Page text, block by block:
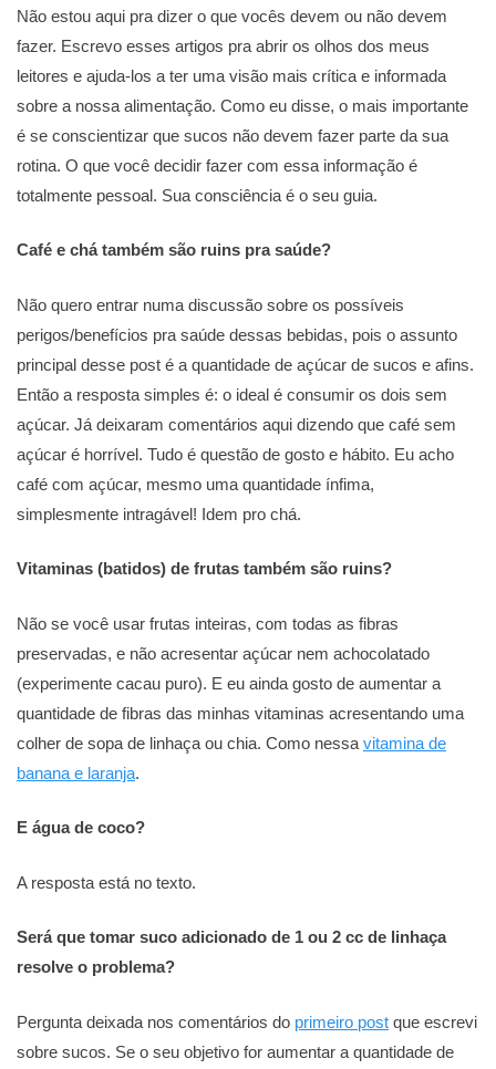
Não estou aqui pra dizer o que vocês devem ou não devem
fazer. Escrevo esses artigos pra abrir os olhos dos meus
leitores e ajuda-los a ter uma visão mais crítica e informada
sobre a nossa alimentação. Como eu disse, o mais importante
é se conscientizar que sucos não devem fazer parte da sua
rotina. O que você decidir fazer com essa informação é
totalmente pessoal. Sua consciência é o seu guia.
Café e chá também são ruins pra saúde?
Não quero entrar numa discussão sobre os possíveis
perigos/benefícios pra saúde dessas bebidas, pois o assunto
principal desse post é a quantidade de açúcar de sucos e afins.
Então a resposta simples é: o ideal é consumir os dois sem
açúcar. Já deixaram comentários aqui dizendo que café sem
açúcar é horrível. Tudo é questão de gosto e hábito. Eu acho
café com açúcar, mesmo uma quantidade ínfima,
simplesmente intragável! Idem pro chá.
Vitaminas (batidos) de frutas também são ruins?
Não se você usar frutas inteiras, com todas as fibras
preservadas, e não acresentar açúcar nem achocolatado
(experimente cacau puro). E eu ainda gosto de aumentar a
quantidade de fibras das minhas vitaminas acresentando uma
colher de sopa de linhaça ou chia. Como nessa vitamina de
banana e laranja.
E água de coco?
A resposta está no texto.
Será que tomar suco adicionado de 1 ou 2 cc de linhaça
resolve o problema?
Pergunta deixada nos comentários do primeiro post que escrevi
sobre sucos. Se o seu objetivo for aumentar a quantidade de